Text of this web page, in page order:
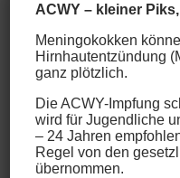
und Funktionen unserer
Browser oder das
Verarbeitete
besuchte Webseiten,
Zugriffszeiten); Meta-
Verfahrensdaten (z.
ACWY – kleiner
Meningokokken
Hirnhautentzündung
ganz plötzlich.
Die ACWY-Impfung
wird für Jugendliche
– 24 Jahren
Regel von den
übernommen.